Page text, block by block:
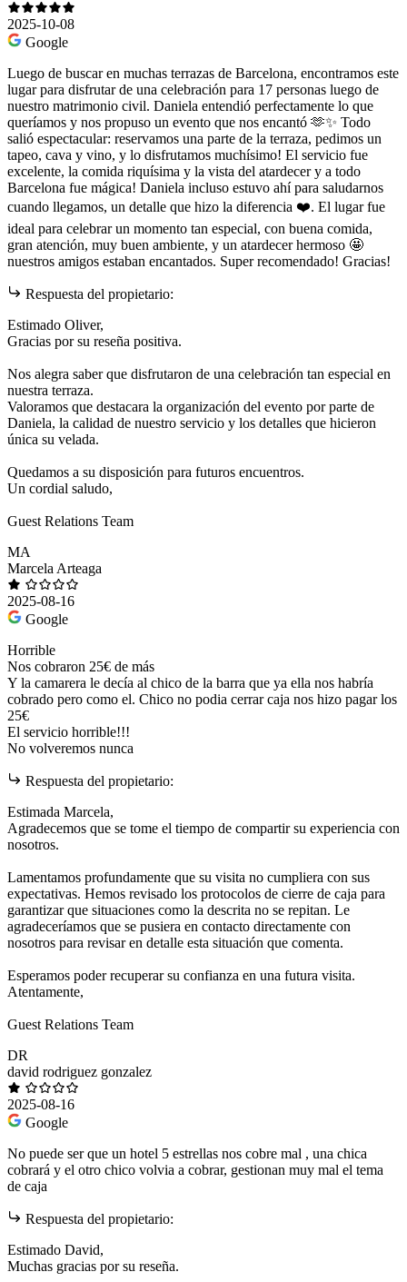
2025-10-08
Google
Luego de buscar en muchas terrazas de Barcelona, encontramos este
lugar para disfrutar de una celebración para 17 personas luego de
nuestro matrimonio civil. Daniela entendió perfectamente lo que
queríamos y nos propuso un evento que nos encantó 🫶✨ Todo
salió espectacular: reservamos una parte de la terraza, pedimos un
tapeo, cava y vino, y lo disfrutamos muchísimo! El servicio fue
excelente, la comida riquísima y la vista del atardecer y a todo
Barcelona fue mágica! Daniela incluso estuvo ahí para saludarnos
cuando llegamos, un detalle que hizo la diferencia ❤️. El lugar fue
ideal para celebrar un momento tan especial, con buena comida,
gran atención, muy buen ambiente, y un atardecer hermoso 🤩
nuestros amigos estaban encantados. Super recomendado! Gracias!
Respuesta del propietario:
Estimado Oliver,
Gracias por su reseña positiva.
Nos alegra saber que disfrutaron de una celebración tan especial en
nuestra terraza.
Valoramos que destacara la organización del evento por parte de
Daniela, la calidad de nuestro servicio y los detalles que hicieron
única su velada.
Quedamos a su disposición para futuros encuentros.
Un cordial saludo,
Guest Relations Team
MA
Marcela Arteaga
2025-08-16
Google
Horrible
Nos cobraron 25€ de más
Y la camarera le decía al chico de la barra que ya ella nos habría
cobrado pero como el. Chico no podia cerrar caja nos hizo pagar los
25€
El servicio horrible!!!
No volveremos nunca
Respuesta del propietario:
Estimada Marcela,
Agradecemos que se tome el tiempo de compartir su experiencia con
nosotros.
Lamentamos profundamente que su visita no cumpliera con sus
expectativas. Hemos revisado los protocolos de cierre de caja para
garantizar que situaciones como la descrita no se repitan. Le
agradeceríamos que se pusiera en contacto directamente con
nosotros para revisar en detalle esta situación que comenta.
Esperamos poder recuperar su confianza en una futura visita.
Atentamente,
Guest Relations Team
DR
david rodriguez gonzalez
2025-08-16
Google
No puede ser que un hotel 5 estrellas nos cobre mal , una chica
cobrará y el otro chico volvia a cobrar, gestionan muy mal el tema
de caja
Respuesta del propietario:
Estimado David,
Muchas gracias por su reseña.